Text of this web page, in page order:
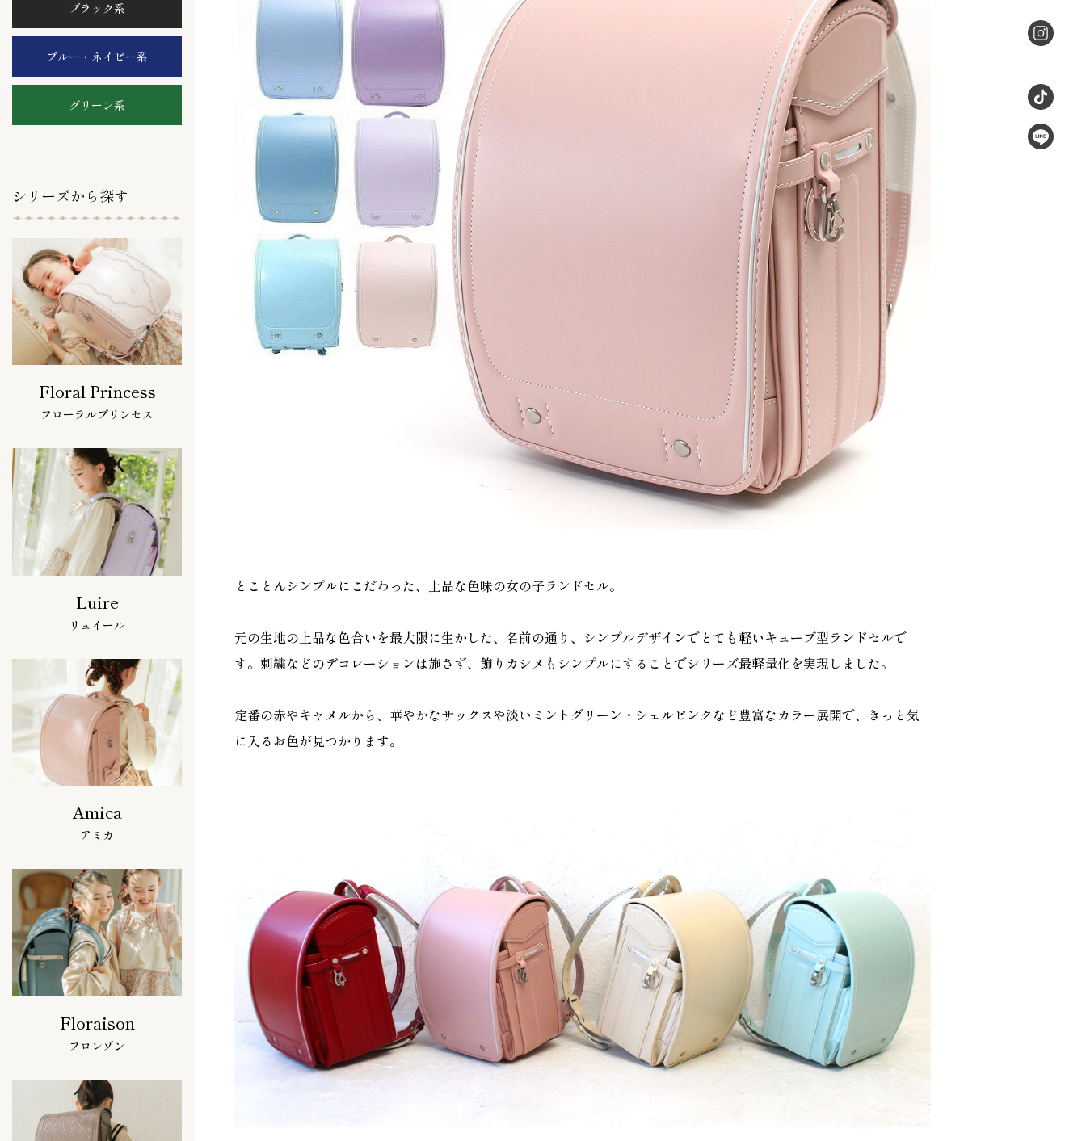
ブラック系
ブルー・ネイビー系
グリーン系
シリーズから探す
Floral Princess
フローラルプリンセス
Luire
リュイール
Amica
アミカ
Floraison
フロレゾン
とことんシンプルにこだわった、上品な色味の女の子ランドセル。
元の生地の上品な色合いを最大限に生かした、名前の通り、シンプルデザインでとても軽いキューブ型ランドセルで
す。刺繍などのデコレーションは施さず、飾りカシメもシンプルにすることでシリーズ最軽量化を実現しました。
定番の赤やキャメルから、華やかなサックスや淡いミントグリーン・シェルピンクなど豊富なカラー展開で、きっと気
に入るお色が見つかります。